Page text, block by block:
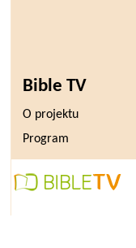
Bible TV
O projektu
Program